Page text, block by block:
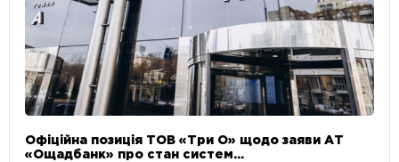
Офіційна позиція ТОВ «Три О» щодо заяви АТ
«Ощадбанк» про стан систем